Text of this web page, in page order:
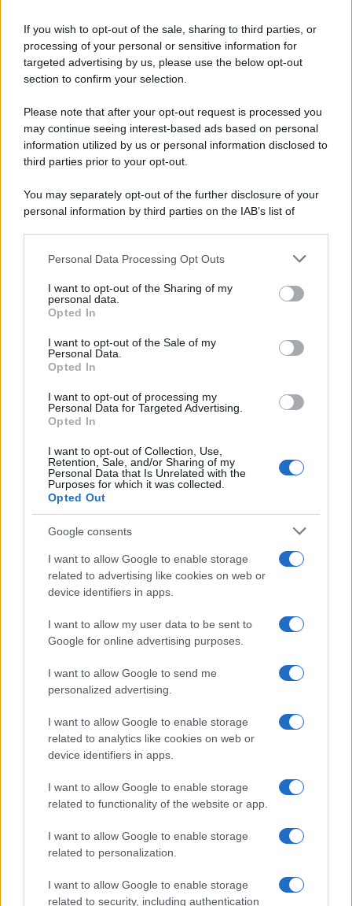
If you wish to opt-out of the sale, sharing to third parties, or
processing of your personal or sensitive information for
targeted advertising by us, please use the below opt-out
section to confirm your selection.
Please note that after your opt-out request is processed you
may continue seeing interest-based ads based on personal
information utilized by us or personal information disclosed to
third parties prior to your opt-out.
You may separately opt-out of the further disclosure of your
personal information by third parties on the IAB’s list of
This information may also be disclosed by us to third parties
disclose it to other third parties.
Please note that this website/app uses one or more Google
services and may gather and store information including but
not limited to your visit or usage behaviour. You may click to
grant or deny consent to Google and its third-party tags to
consent section.
Personal Data Processing Opt Outs
I want to opt-out of the Sharing of my
personal data.
Opted In
I want to opt-out of the Sale of my
Personal Data.
Opted In
I want to opt-out of processing my
Personal Data for Targeted Advertising.
Opted In
I want to opt-out of Collection, Use,
Retention, Sale, and/or Sharing of my
Personal Data that Is Unrelated with the
Purposes for which it was collected.
Opted Out
Google consents
I want to allow Google to enable storage
related to advertising like cookies on web or
device identifiers in apps.
I want to allow my user data to be sent to
Google for online advertising purposes.
I want to allow Google to send me
personalized advertising.
I want to allow Google to enable storage
related to analytics like cookies on web or
device identifiers in apps.
I want to allow Google to enable storage
related to functionality of the website or app.
I want to allow Google to enable storage
related to personalization.
I want to allow Google to enable storage
related to security, including authentication
ITALIA
Un grande quotidiano europeo incorona le
Isole Eolie: ecco perché tutti ne parlano
Lo sapevi che...
Il piccolo gioiello del Garda che
conquista con un lago davvero
speciale
Il cammino italiano che tutti possono
fare in un giorno conquista sempre più
viaggiatori
Il 12 agosto il cielo cambierà volto:
l’eclissi che mancava dal 1999 sarà
CHI
SIAMO
PARTNERSHIP E
ACCREDITAMENTI
© 2026 - VOLOSCONTATO CONSIGLI E DIARI DI VIAGGIO - P.IVA
04827280654 – TESTATA REGISTRATA AL TRIBUNALE DI NOCERA
35792 – ISCRITTA ALL’ANSO (ASSOCIAZIONE NAZIONALE STAMPA
ONLINE)
PRIVACY E NOTIFICHE